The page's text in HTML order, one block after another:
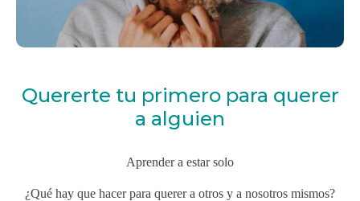
Quererte tu primero para querer
a alguien
Aprender a estar solo
¿Qué hay que hacer para querer a otros y a nosotros mismos?